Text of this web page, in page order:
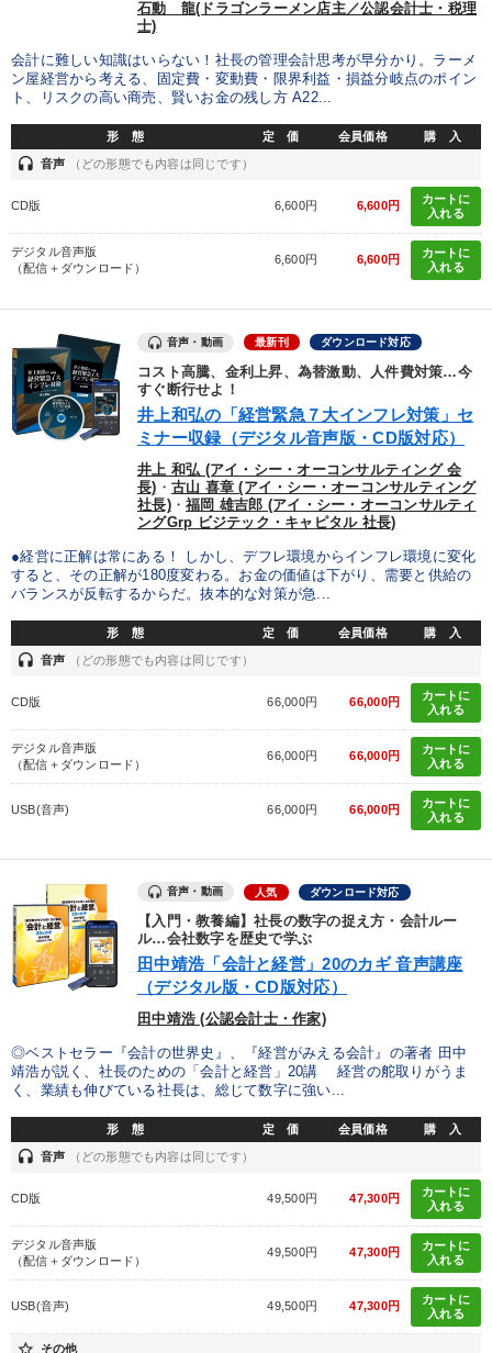
石動 龍(ドラゴンラーメン店主／公認会計士・税理
士)
会計に難しい知識はいらない！社長の管理会計思考が早分かり。ラーメ
ン屋経営から考える、固定費・変動費・限界利益・損益分岐点のポイン
ト、リスクの高い商売、賢いお金の残し方 A22...
形 態 定 価 会員価格 購 入
headset 音声 （どの形態でも内容は同じです）
CD版 6,600円 6,600円
カートに
入れる
デジタル音声版
（配信＋ダウンロード）
6,600円 6,600円
カートに
入れる
音声・動画 最新刊 ダウンロード対応
コスト高騰、金利上昇、為替激動、人件費対策…今
すぐ断行せよ！
井上和弘の「経営緊急７大インフレ対策」セ
ミナー収録（デジタル音声版・CD版対応）
井上 和弘 (アイ・シー・オーコンサルティング 会
長) ・ 古山 喜章 (アイ・シー・オーコンサルティング
社長)・福岡 雄吉郎 (アイ・シー・オーコンサルティ
ングGrp ビジテック・キャピタル 社長)
●経営に正解は常にある！ しかし、デフレ環境からインフレ環境に変化
すると、その正解が180度変わる。お金の価値は下がり、需要と供給の
バランスが反転するからだ。抜本的な対策が急...
形 態 定 価 会員価格 購 入
headset 音声 （どの形態でも内容は同じです）
CD版 66,000円 66,000円
カートに
入れる
デジタル音声版
（配信＋ダウンロード）
66,000円 66,000円
カートに
入れる
USB(音声) 66,000円 66,000円
カートに
入れる
音声・動画 人気 ダウンロード対応
【入門・教養編】社長の数字の捉え方・会計ルー
ル…会社数字を歴史で学ぶ
田中靖浩「会計と経営」20のカギ 音声講座
（デジタル版・CD版対応）
田中靖浩 (公認会計士・作家)
◎ベストセラー『会計の世界史』、『経営がみえる会計』の著者 田中
靖浩が説く、社長のための「会計と経営」20講 経営の舵取りがうま
く、業績も伸びている社長は、総じて数字に強い...
形 態 定 価 会員価格 購 入
headset 音声 （どの形態でも内容は同じです）
CD版 49,500円 47,300円
カートに
入れる
デジタル音声版
（配信＋ダウンロード）
49,500円 47,300円
カートに
入れる
USB(音声) 49,500円 47,300円
カートに
入れる
star_border その他